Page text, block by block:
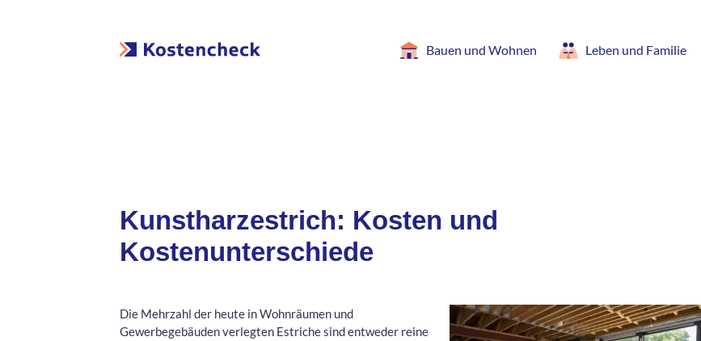
Bauen und Wohnen Leben und Familie
Kunstharzestrich: Kosten und
Kostenunterschiede
Die Mehrzahl der heute in Wohnräumen und
Gewerbegebäuden verlegten Estriche sind entweder reine